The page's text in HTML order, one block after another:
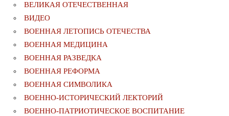
ВЕЛИКАЯ ОТЕЧЕСТВЕННАЯ
ВИДЕО
ВОЕННАЯ ЛЕТОПИСЬ ОТЕЧЕСТВА
ВОЕННАЯ МЕДИЦИНА
ВОЕННАЯ РАЗВЕДКА
ВОЕННАЯ РЕФОРМА
ВОЕННАЯ СИМВОЛИКА
ВОЕННО-ИСТОРИЧЕСКИЙ ЛЕКТОРИЙ
ВОЕННО-ПАТРИОТИЧЕСКОЕ ВОСПИТАНИЕ